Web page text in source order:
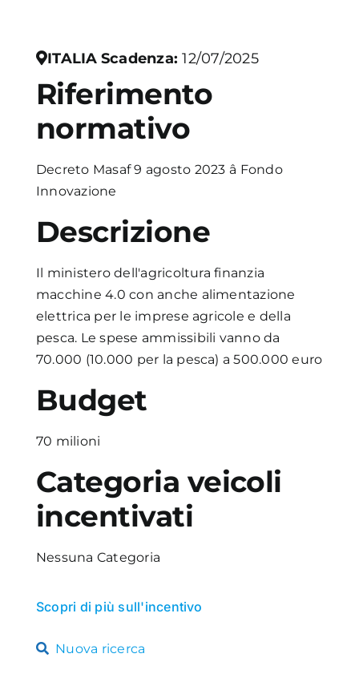
ITALIA Scadenza:12/07/2025
Riferimento
normativo
Decreto Masaf 9 agosto 2023 â Fondo
Innovazione
Descrizione
Il ministero dell'agricoltura finanzia
macchine 4.0 con anche alimentazione
elettrica per le imprese agricole e della
pesca. Le spese ammissibili vanno da
70.000 (10.000 per la pesca) a 500.000 euro
Budget
70 milioni
Categoria veicoli
incentivati
Nessuna Categoria
Scopri di più sull'incentivo
Nuova ricerca